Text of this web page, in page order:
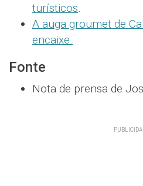
turísticos.
A auga groumet de
encaixe.
Fonte
Nota de prensa de